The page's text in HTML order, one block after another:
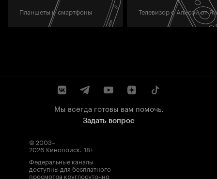
Планшеты и смартфоны Телевизор с Алисой от
Мы всегда готовы вам помочь.
Задать вопрос
© 2003–
2026 Кинопоиск. 18+
Федеральные каналы
доступны для бесплатного
просмотра круглосуточно